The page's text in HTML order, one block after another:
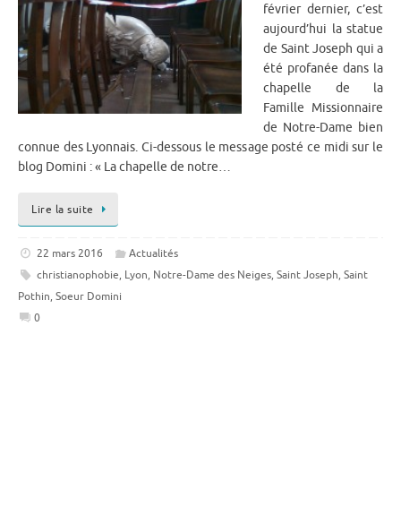
février dernier, c’est
aujourd’hui la statue
de Saint Joseph qui a
été profanée dans la
chapelle de la
Famille Missionnaire
de Notre-Dame bien
connue des Lyonnais. Ci-dessous le message posté ce midi sur le
blog Domini : « La chapelle de notre…
Lire la suite
22 mars 2016
Actualités
christianophobie, Lyon, Notre-Dame des Neiges, Saint Joseph, Saint
Pothin, Soeur Domini
0